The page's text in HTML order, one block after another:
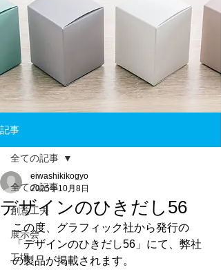
記事
全ての記事
創意工夫
展示会
工場
全ての記事
デザインのひきだし56
eiwashikikogyo
2025年10月8日
この度、グラフィック社から発行の
「デザインのひきだし56」にて、弊社
の製品が掲載されます。